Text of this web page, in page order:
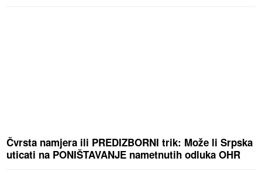
Čvrsta namjera ili PREDIZBORNI trik: Može li Srpska
uticati na PONIŠTAVANJE nametnutih odluka OHR